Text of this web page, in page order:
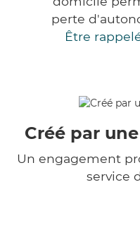
perte
Être
Créé par
Un engagement
service